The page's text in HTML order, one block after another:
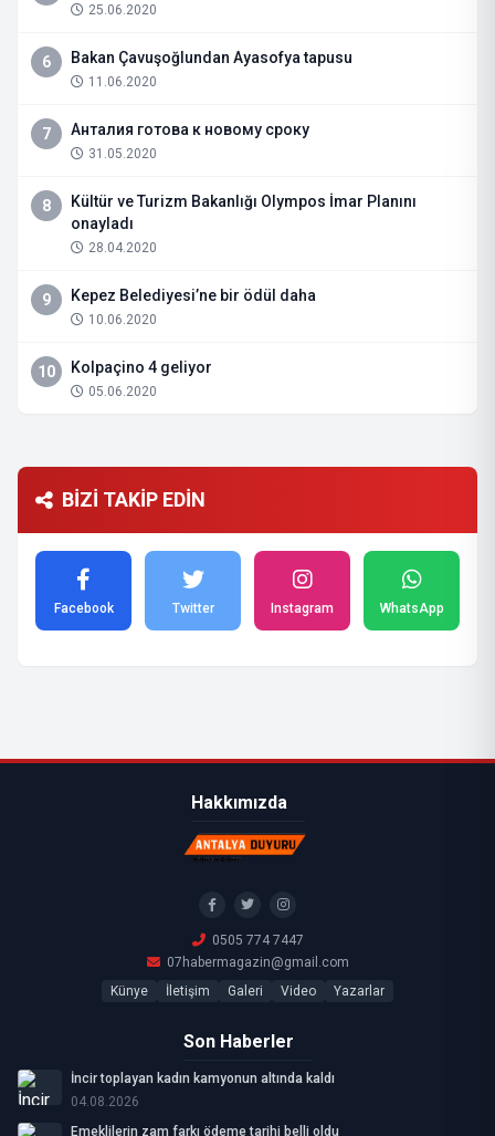
25.06.2020
6 Bakan Çavuşoğlundan Ayasofya tapusu
11.06.2020
7 Анталия готова к новому сроку
31.05.2020
8
Kültür ve Turizm Bakanlığı Olympos İmar Planını
onayladı
28.04.2020
9 Kepez Belediyesi’ne bir ödül daha
10.06.2020
10 Kolpaçino 4 geliyor
05.06.2020
BİZİ TAKİP EDİN
Facebook Twitter Instagram WhatsApp
Hakkımızda
0505 774 7447
07habermagazin@gmail.com
Künye
İletişim Galeri Video Yazarlar
Son Haberler
İncir toplayan kadın kamyonun altında kaldı
04.08.2026
Emeklilerin zam farkı ödeme tarihi belli oldu